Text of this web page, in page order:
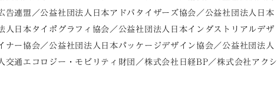
告連盟／公益社団法人日本アドバタイザーズ協会／公益社団法人日本
人日本タイポグラフィ協会／公益社団法人日本インダストリアルデザ
ー協会／公益社団法人日本パッケージデザイン協会／公益社団法人
交通エコロジー・モビリティ財団／株式会社日経BP／株式会社アクシ